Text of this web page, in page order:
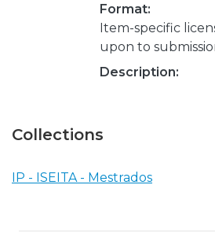
Format:
Item-specific
upon to
Description:
Collections
IP - ISEITA - Mestrados